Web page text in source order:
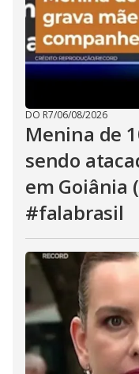
DO R7/06/08/2026
Menina de
sendo
em Goiânia
#falabrasil